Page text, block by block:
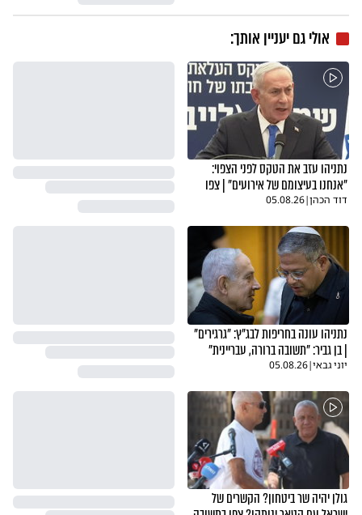
אולי גם יעניין אותך:
נתניהו עזב את הטקס לפני הצפוי:
"אנחנו בעיצומם של אירועים" | צפו
דוד הכהן|
05.08.26
נתניהו עונה בחריפות לבג"ץ: "גרגירים"
| בן גביר: "תשובה ברורה, עבריינית"
יוני גבאי|
05.08.26
גולן יהיה שר ביטחון? הקשרים של